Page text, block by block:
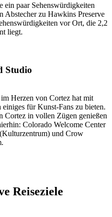
ein paar Sehenswürdigkeiten
Abstecher zu Hawkins Preserve
vor Ort, die 2,2
liegt.
Studio
Herzen von Cortez hat mit
für Kunst-Fans zu bieten.
Cortez in vollen Zügen genießen
Colorado Welcome Center
und Crow
Reiseziele